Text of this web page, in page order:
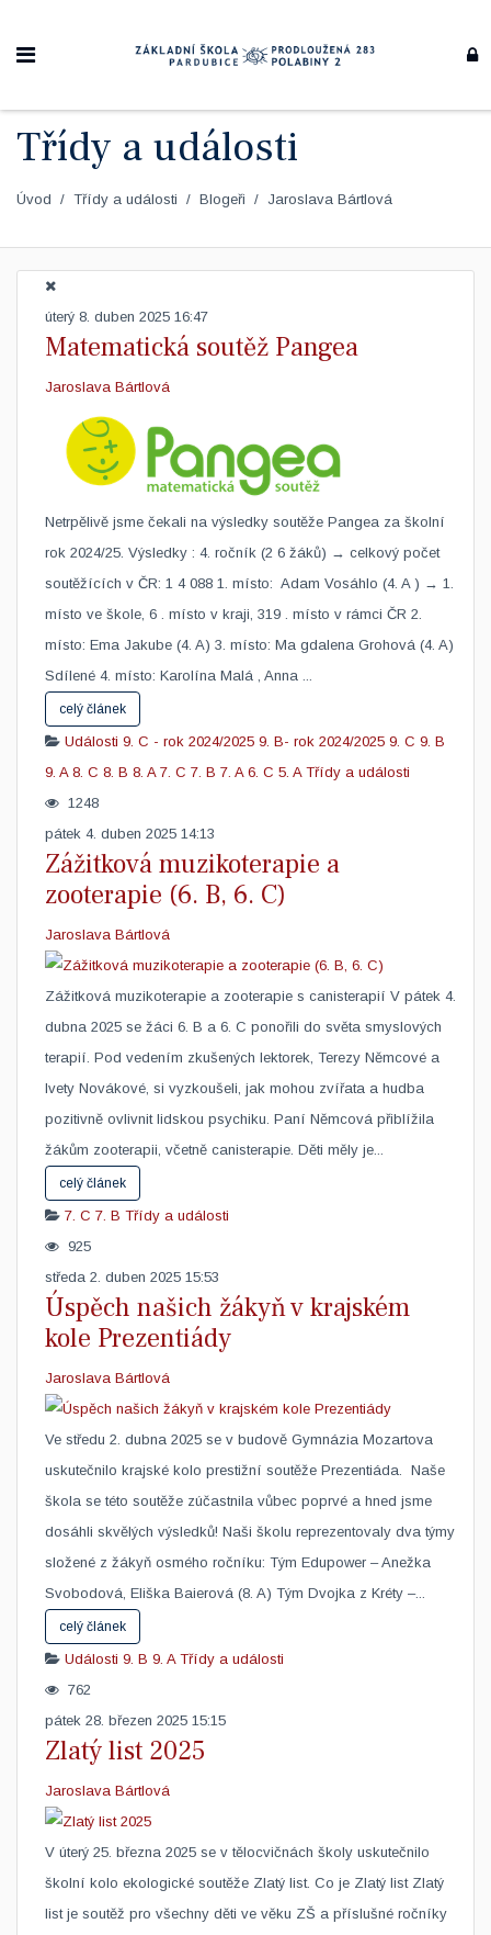
Třídy a události
Úvod Třídy a události Blogeři Jaroslava Bártlová
úterý 8. duben 2025 16:47
Matematická soutěž Pangea
Jaroslava Bártlová
Netrpělivě jsme čekali na výsledky soutěže Pangea za školní
rok 2024/25. Výsledky : 4. ročník (2 6 žáků) → celkový počet
soutěžících v ČR: 1 4 088 1. místo: Adam Vosáhlo (4. A ) → 1.
místo ve škole, 6 . místo v kraji, 319 . místo v rámci ČR 2.
místo: Ema Jakube (4. A) 3. místo: Ma gdalena Grohová (4. A)
Sdílené 4. místo: Karolína Malá , Anna ...
celý článek
Události 9. C - rok 2024/2025 9. B- rok 2024/2025 9. C 9. B
9. A 8. C 8. B 8. A 7. C 7. B 7. A 6. C 5. A Třídy a události
1248
pátek 4. duben 2025 14:13
Zážitková muzikoterapie a
zooterapie (6. B, 6. C)
Jaroslava Bártlová
Zážitková muzikoterapie a zooterapie s canisterapií V pátek 4.
dubna 2025 se žáci 6. B a 6. C ponořili do světa smyslových
terapií. Pod vedením zkušených lektorek, Terezy Němcové a
Ivety Novákové, si vyzkoušeli, jak mohou zvířata a hudba
pozitivně ovlivnit lidskou psychiku. Paní Němcová přiblížila
žákům zooterapii, včetně canisterapie. Děti měly je...
celý článek
7. C 7. B Třídy a události
925
středa 2. duben 2025 15:53
Úspěch našich žákyň v krajském
kole Prezentiády
Jaroslava Bártlová
Ve středu 2. dubna 2025 se v budově Gymnázia Mozartova
uskutečnilo krajské kolo prestižní soutěže Prezentiáda. Naše
škola se této soutěže zúčastnila vůbec poprvé a hned jsme
dosáhli skvělých výsledků! Naši školu reprezentovaly dva týmy
složené z žákyň osmého ročníku: Tým Edupower – Anežka
Svobodová, Eliška Baierová (8. A) Tým Dvojka z Kréty –...
celý článek
Události 9. B 9. A Třídy a události
762
pátek 28. březen 2025 15:15
Zlatý list 2025
Jaroslava Bártlová
V úterý 25. března 2025 se v tělocvičnách školy uskutečnilo
školní kolo ekologické soutěže Zlatý list. Co je Zlatý list Zlatý
list je soutěž pro všechny děti ve věku ZŠ a příslušné ročníky